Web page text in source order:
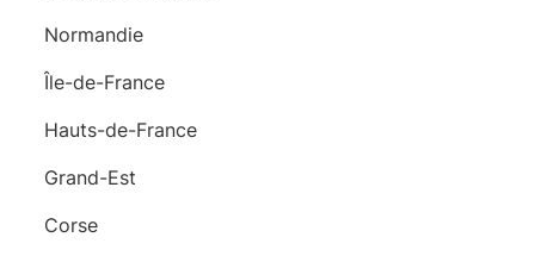
Normandie
Île-de-France
Hauts-de-France
Grand-Est
Corse